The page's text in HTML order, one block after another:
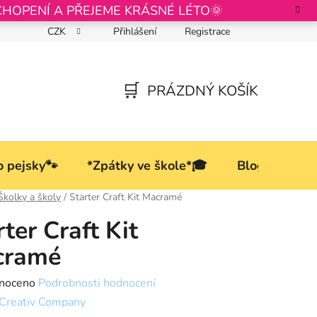
A PŘEJEME KRÁSNÉ LÉTO🌞
Podmínky ochrany osobních údajů
CZK Přihlášení Registrace
KOŠÍK
PRÁZDNÝ KOŠÍK
pejsky🐾 *Zpátky ve škole*🎓 Blog
a školy / Starter Craft Kit Macramé
Craft Kit
Podrobnosti hodnocení
Creativ Company